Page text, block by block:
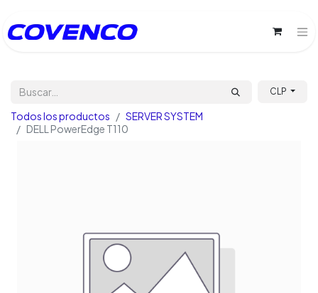
CLP
Todos los productos
SERVER SYSTEM
DELL PowerEdge T110